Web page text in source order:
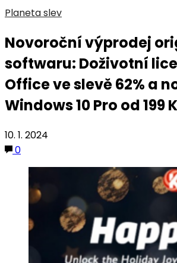
Planeta slev
Novoroční výprodej
softwaru: Doživotní
Office ve slevě 62% a
Windows 10 Pro od 199
10. 1. 2024
0